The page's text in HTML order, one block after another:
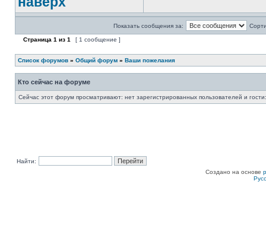
Показать сообщения за:
Страница 1 из 1 [ 1 сообщение ]
Список форумов » Общий форум » Ваши пожелания
Кто сейчас на форуме
Сейчас этот форум просматривают: нет зарегистрированных пользователей и
Найти:
Создано на основе